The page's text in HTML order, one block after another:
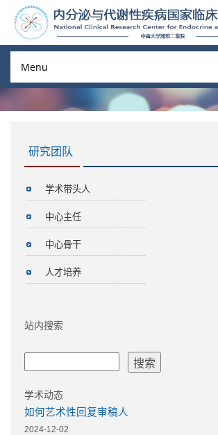
Menu
研究团队
学术带头人
中心主任
中心骨干
人才培养
站内搜索
学术动态
如何艺术性回复审稿人
2024-12-02